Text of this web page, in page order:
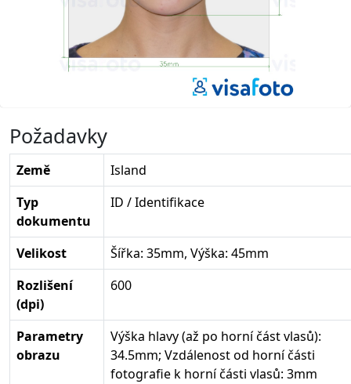
Požadavky
Země
Island
Typ
dokumentu
ID / Identifikace
Velikost
Šířka: 35mm, Výška: 45mm
Rozlišení
(dpi)
600
Parametry
obrazu
Výška hlavy (až po horní část vlasů):
34.5mm; Vzdálenost od horní části
fotografie k horní části vlasů: 3mm